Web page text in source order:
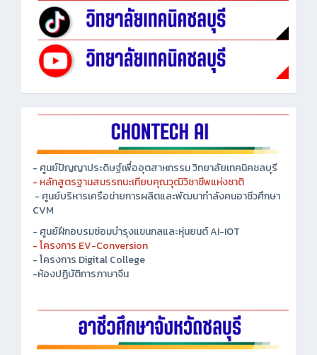
- ศูนย์ปัญญาประดิษฐ์เพื่ออุตสาหกรรม วิทยาลัยเทคนิคชลบุรี
- หลักสูตรฐานสมรรถนะเทียบคุณวุฒิวิชาชีพแห่งชาติ
- ศูนย์บริหารเครือข่ายการผลิตและพัฒนากำลังคนอาชีวศึกษา
CVM
- ศูนย์ฝึกอบรมซ่อมบำรุงแขนกลและหุ่นยนต์ AI-IOT
- โครงการ EV-Conversion
- โครงการ Digital College
-ห้องปฏิบัติการภาษาจีน